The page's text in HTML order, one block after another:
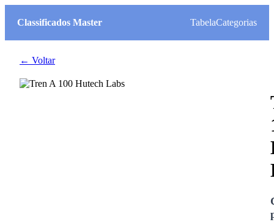
Classificados Master TabelaCategorias
← Voltar